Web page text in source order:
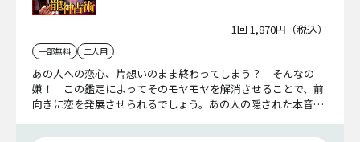
1回 1,870円（税込）
一部無料 二人用
あの人への恋心、片想いのまま終わってしまう？ そんなの
嫌！ この鑑定によってそのモヤモヤを解消させることで、前
向きに恋を発展させられるでしょう。あの人の隠された本音、